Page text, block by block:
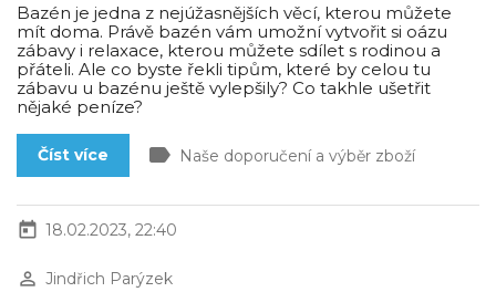
Bazén je jedna z nejúžasnějších věcí, kterou můžete
mít doma. Právě bazén vám umožní vytvořit si oázu
zábavy i relaxace, kterou můžete sdílet s rodinou a
přáteli. Ale co byste řekli tipům, které by celou tu
zábavu u bazénu ještě vylepšily? Co takhle ušetřit
nějaké peníze?
Číst více label Naše doporučení a výběr zboží
today 18.02.2023, 22:40
perm_identity Jindřich Parýzek